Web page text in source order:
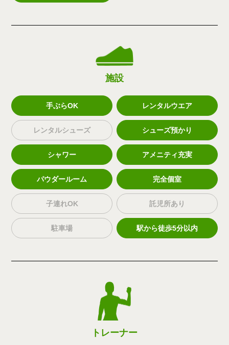
施設
手ぶらOK レンタルウエア
レンタルシューズ シューズ預かり
シャワー アメニティ充実
パウダールーム 完全個室
子連れOK 託児所あり
駐車場 駅から徒歩5分以内
トレーナー